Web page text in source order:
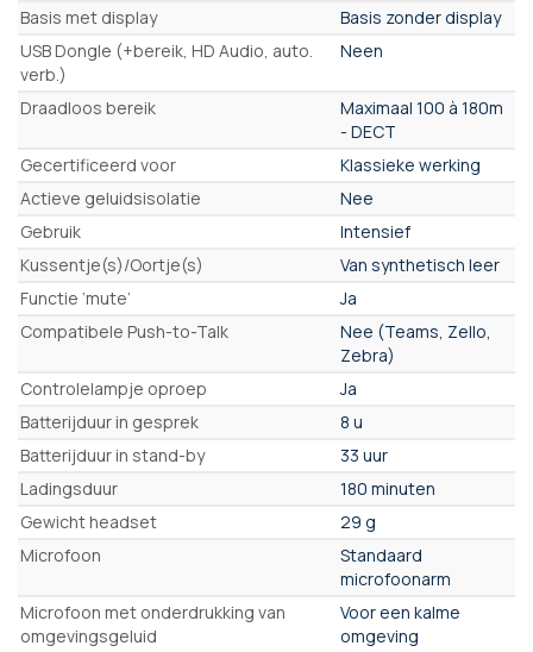
Basis met display
Basis zonder display
USB Dongle (+bereik, HD Audio, auto.
verb.)
Neen
Draadloos bereik
Maximaal 100 à 180m
- DECT
Gecertificeerd voor
Klassieke werking
Actieve geluidsisolatie
Nee
Gebruik
Intensief
Kussentje(s)/Oortje(s)
Van synthetisch leer
Functie ‘mute’
Ja
Compatibele Push-to-Talk
Nee (Teams, Zello,
Zebra)
Controlelampje oproep
Ja
Batterijduur in gesprek
8 u
Batterijduur in stand-by
33 uur
Ladingsduur
180 minuten
Gewicht headset
29 g
Microfoon
Standaard
microfoonarm
Microfoon met onderdrukking van
omgevingsgeluid
Voor een kalme
omgeving